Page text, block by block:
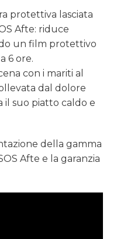
protettiva lasciata
Afte: riduce
un film protettivo
6 ore.
con i mariti al
dal dolore
il suo piatto caldo e
della gamma
Afte e la garanzia